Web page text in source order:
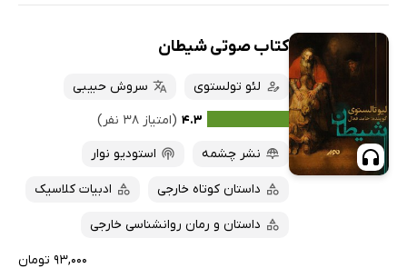
کتاب صوتی شیطان
لئو تولستوی
سروش حبیبی
۴.۳ (امتیاز ۳۸ نفر)
نشر چشمه
استودیو نوار
داستان کوتاه خارجی ادبیات کلاسیک
داستان و رمان روانشناسی خارجی
۹۳,۰۰۰ تومان